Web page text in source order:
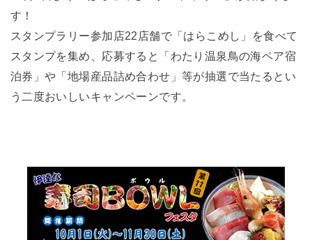
す！
スタンプラリー参加店22店舗で「はらこめし」を食べて
スタンプを集め、応募すると「わたり温泉鳥の海ペア宿
泊券」や「地場産品詰め合わせ」等が抽選で当たるとい
う二度おいしいキャンペーンです。